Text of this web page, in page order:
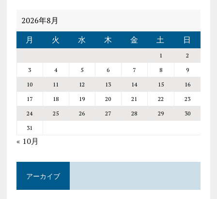
2026年8月
月
火 水 木 金 土 日
1
2
3
4 5 6 7 8
9
10
11 12 13 14 15
16
17
18 19 20 21 22
23
24
25 26 27 28 29
30
31
« 10月
アーカイブ